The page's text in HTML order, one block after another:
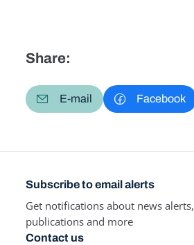
Share:
E-mail Facebook
Subscribe to email alerts
Get notifications about news alerts,
publications and more
Contact us